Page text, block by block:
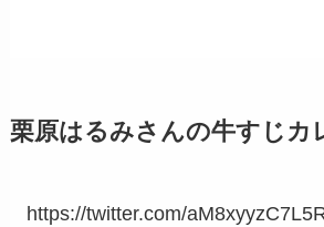
栗原はるみさんの牛すじカ
https://twitter.com/